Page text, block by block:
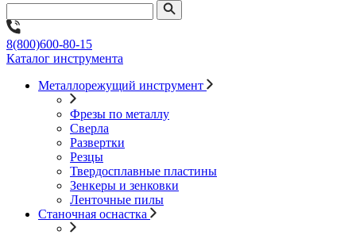
8(800)600-80-15
Каталог инструмента
Металлорежущий инструмент
Фрезы по металлу
Сверла
Развертки
Резцы
Твердосплавные пластины
Зенкеры и зенковки
Ленточные пилы
Станочная оснастка